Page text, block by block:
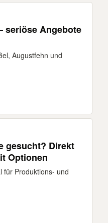
seriöse Angebote
Augustfehn und
gesucht? Direkt
Optionen
für Produktions- und